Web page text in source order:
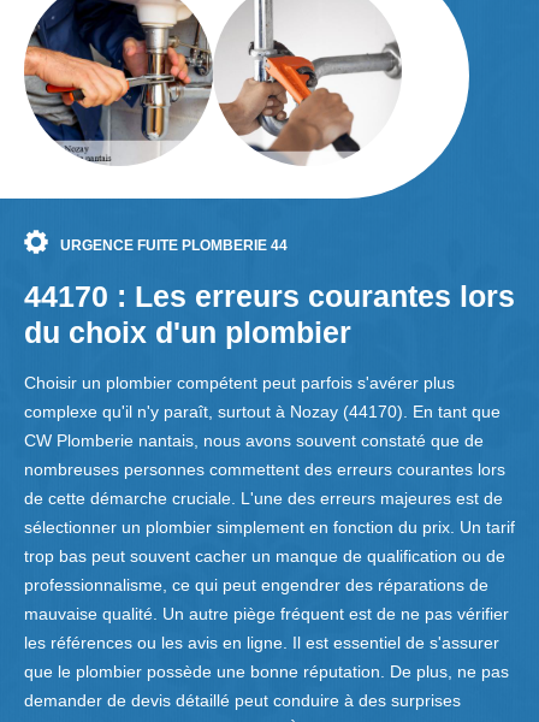
URGENCE FUITE PLOMBERIE 44
44170 : Les erreurs courantes lors
du choix d'un plombier
Choisir un plombier compétent peut parfois s'avérer plus
complexe qu'il n'y paraît, surtout à Nozay (44170). En tant que
CW Plomberie nantais, nous avons souvent constaté que de
nombreuses personnes commettent des erreurs courantes lors
de cette démarche cruciale. L'une des erreurs majeures est de
sélectionner un plombier simplement en fonction du prix. Un tarif
trop bas peut souvent cacher un manque de qualification ou de
professionnalisme, ce qui peut engendrer des réparations de
mauvaise qualité. Un autre piège fréquent est de ne pas vérifier
les références ou les avis en ligne. Il est essentiel de s'assurer
que le plombier possède une bonne réputation. De plus, ne pas
demander de devis détaillé peut conduire à des surprises